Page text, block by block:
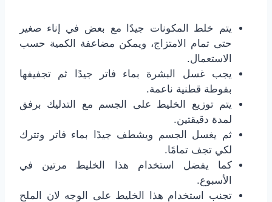
يتم خلط المكونات جيدًا مع بعض في إناء صغير
حتى تمام الامتزاج، ويمكن مضاعفة الكمية حسب
الاستعمال.
يجب غسل البشرة بماء فاتر جيدًا ثم تجفيفها
بفوطة قطنية ناعمة.
يتم توزيع الخليط على الجسم مع التدليك برفق
لمدة دقيقتين.
ثم يغسل الجسم ويشطف جيدًا بماء فاتر وتترك
لكي تجف تمامًا.
كما يفضل استخدام هذا الخليط مرتين في
الأسبوع.
تجنب استخدام هذا الخليط على الوجه لان الملح